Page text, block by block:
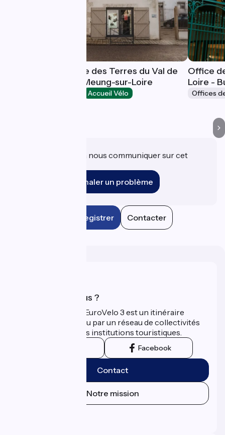
Office de Tourisme des Terres du Val de
Loire - Bureau de Meung-sur-Loire
Accueil Vélo
Office
Loire -
Offices
Une information à nous communiquer sur cet
Signaler un problème
Enregistrer Contacter
Qui sommes-nous ?
La Scandibérique-EuroVelo 3 est un itinéraire
développé et promu par un réseau de collectivités
territoriales et leurs institutions touristiques.
Facebook
Contact
Notre mission